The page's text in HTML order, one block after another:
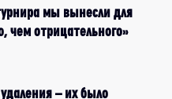
мы вынесли для
чем отрицательного»
– их было